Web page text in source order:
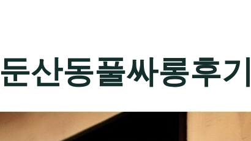
둔산동풀싸롱후기